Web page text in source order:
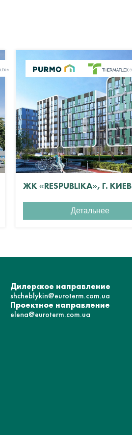
ЖК «RESPUBLIKA», Г. КИЕВ
Детальнее
Дилерское направление
shcheblykin@euroterm.com.ua
Проектное направление
elena@euroterm.com.ua